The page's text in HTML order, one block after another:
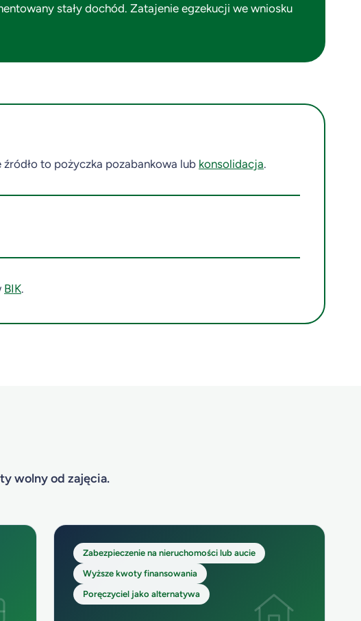
stały dochód. Zatajenie egzekucji we wniosku
to pożyczka pozabankowa lub konsolidacja.
BIK.
wolny od zajęcia.
Zabezpieczenie na nieruchomości lub aucie
Wyższe kwoty finansowania
Poręczyciel jako alternatywa